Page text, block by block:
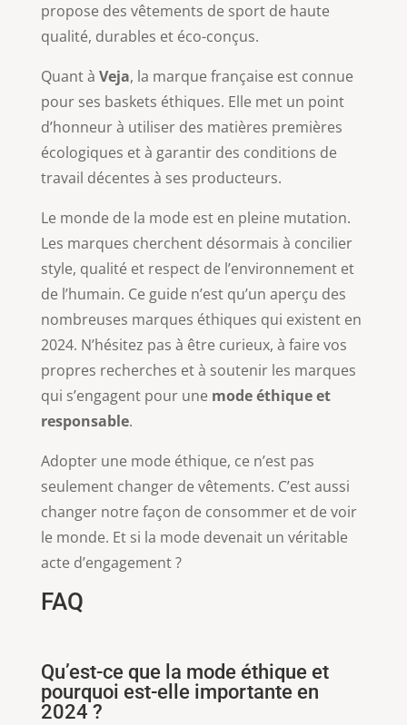
propose des vêtements de sport de haute
qualité, durables et éco-conçus.
Quant à Veja, la marque française est connue
pour ses baskets éthiques. Elle met un point
d’honneur à utiliser des matières premières
écologiques et à garantir des conditions de
travail décentes à ses producteurs.
Le monde de la mode est en pleine mutation.
Les marques cherchent désormais à concilier
style, qualité et respect de l’environnement et
de l’humain. Ce guide n’est qu’un aperçu des
nombreuses marques éthiques qui existent en
2024. N’hésitez pas à être curieux, à faire vos
propres recherches et à soutenir les marques
qui s’engagent pour une mode éthique et
responsable.
Adopter une mode éthique, ce n’est pas
seulement changer de vêtements. C’est aussi
changer notre façon de consommer et de voir
le monde. Et si la mode devenait un véritable
acte d’engagement ?
FAQ
Qu’est-ce que la mode éthique et
pourquoi est-elle importante en
2024 ?